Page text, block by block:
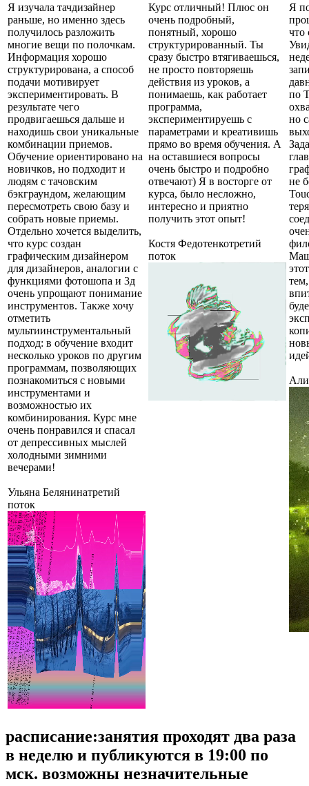
Я изучала тачдизайнер
раньше, но именно здесь
получилось разложить
многие вещи по полочкам.
Информация хорошо
структурирована, а способ
подачи мотивирует
экспериментировать. В
результате чего
продвигаешься дальше и
находишь свои уникальные
комбинации приемов.
Обучение ориентировано на
новичков, но подходит и
людям с тачовским
бэкграундом, желающим
пересмотреть свою базу и
собрать новые приемы.
Отдельно хочется выделить,
что курс создан
графическим дизайнером
для дизайнеров, аналогии с
функциями фотошопа и 3д
очень упрощают понимание
инструментов. Также хочу
отметить
мультиинструментальный
подход: в обучение входит
несколько уроков по другим
программам, позволяющих
познакомиться с новыми
инструментами и
возможностью их
комбинирования. Курс мне
очень понравился и спасал
от депрессивных мыслей
холодными зимними
вечерами!
Ульяна Белянинатретий
поток
Курс отличный! Плюс он
очень подробный,
понятный, хорошо
структурированный. Ты
сразу быстро втягиваешься,
не просто повторяешь
действия из уроков, а
понимаешь, как работает
программа,
экспериментируешь с
параметрами и креативишь
прямо во время обучения. А
на оставшиеся вопросы
очень быстро и подробно
отвечают) Я в восторге от
курса, было несложно,
интересно и приятно
получить этот опыт!
Костя Федотенкотретий
поток
Я
что
по
но
не
расписание:занятия проходят два раза
в неделю и публикуются в 19:00 по
мск. возможны незначительные